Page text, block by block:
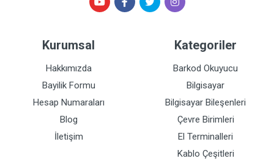
Kurumsal
Hakkımızda
Bayilik Formu
Hesap Numaraları
Blog
İletişim
Kategoriler
Barkod Okuyucu
Bilgisayar
Bilgisayar Bileşenleri
Çevre Birimleri
El Terminalleri
Kablo Çeşitleri